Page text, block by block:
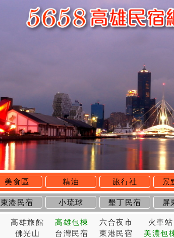
美食區 精油 旅行社 景
東港民宿 小琉球 墾丁民宿 屏
高雄旅館 高雄包棟 六合夜市 火車站
佛光山 台灣民宿 東港民宿 美濃包